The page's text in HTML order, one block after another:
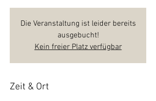
Die Veranstaltung ist leider bereits
ausgebucht!
Kein freier Platz verfügbar
Zeit & Ort